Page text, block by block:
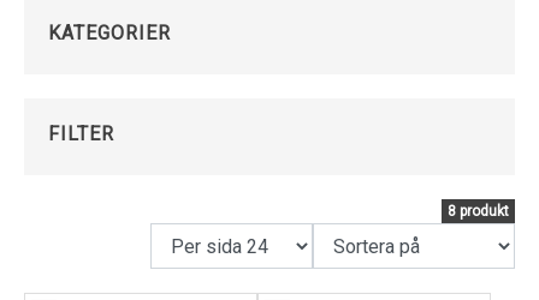
KATEGORIER
FILTER
8 produkt